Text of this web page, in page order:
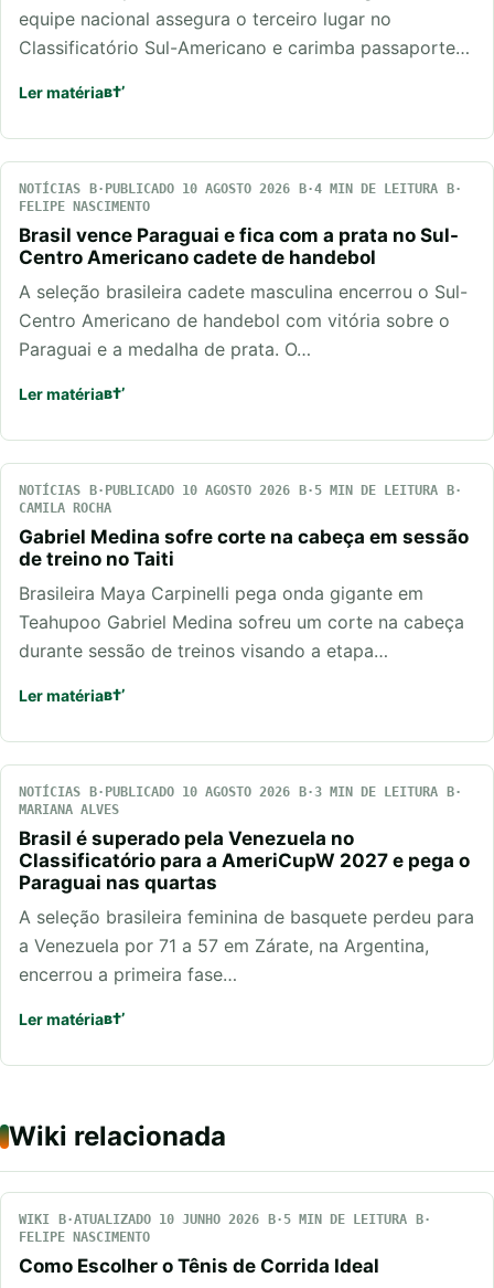
equipe nacional assegura o terceiro lugar no
Classificatório Sul-Americano e carimba passaporte…
Ler matéria
NOTÍCIAS PUBLICADO 10 AGOSTO 2026
4 MIN DE LEITURA
FELIPE NASCIMENTO
Brasil vence Paraguai e fica com a prata no Sul-
Centro Americano cadete de handebol
A seleção brasileira cadete masculina encerrou o Sul-
Centro Americano de handebol com vitória sobre o
Paraguai e a medalha de prata. O…
Ler matéria
NOTÍCIAS PUBLICADO 10 AGOSTO 2026
5 MIN DE LEITURA
CAMILA ROCHA
Gabriel Medina sofre corte na cabeça em sessão
de treino no Taiti
Brasileira Maya Carpinelli pega onda gigante em
Teahupoo Gabriel Medina sofreu um corte na cabeça
durante sessão de treinos visando a etapa…
Ler matéria
NOTÍCIAS PUBLICADO 10 AGOSTO 2026
3 MIN DE LEITURA
MARIANA ALVES
Brasil é superado pela Venezuela no
Classificatório para a AmeriCupW 2027 e pega o
Paraguai nas quartas
A seleção brasileira feminina de basquete perdeu para
a Venezuela por 71 a 57 em Zárate, na Argentina,
encerrou a primeira fase…
Ler matéria
Wiki relacionada
WIKI ATUALIZADO 10 JUNHO 2026
5 MIN DE LEITURA
FELIPE NASCIMENTO
Como Escolher o Tênis de Corrida Ideal